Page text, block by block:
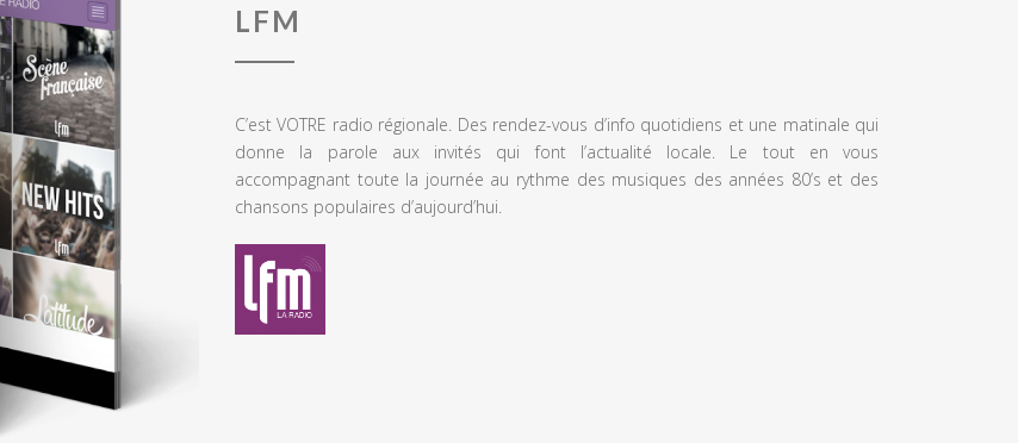
LFM
C’est VOTRE radio régionale. Des rendez-vous d’info quotidiens et une matinale qui
donne la parole aux invités qui font l’actualité locale. Le tout en vous
accompagnant toute la journée au rythme des musiques des années 80’s et des
chansons populaires d’aujourd’hui.